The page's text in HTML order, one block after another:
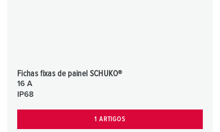
Fichas fixas de painel SCHUKO®
16 A
IP68
1 ARTIGOS